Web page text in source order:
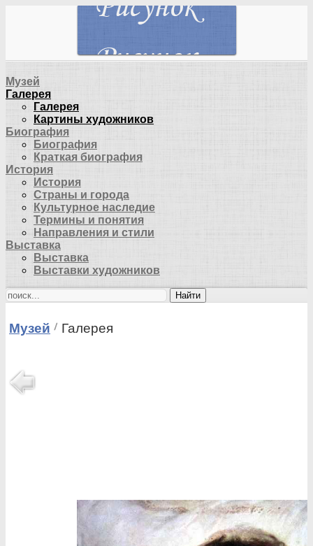
Музей
Галерея
Галерея
Картины художников
Биография
Биография
Краткая биография
История
История
Страны и города
Культурное наследие
Термины и понятия
Направления и стили
Выставка
Выставка
Выставки художников
Найти
Музей Галерея